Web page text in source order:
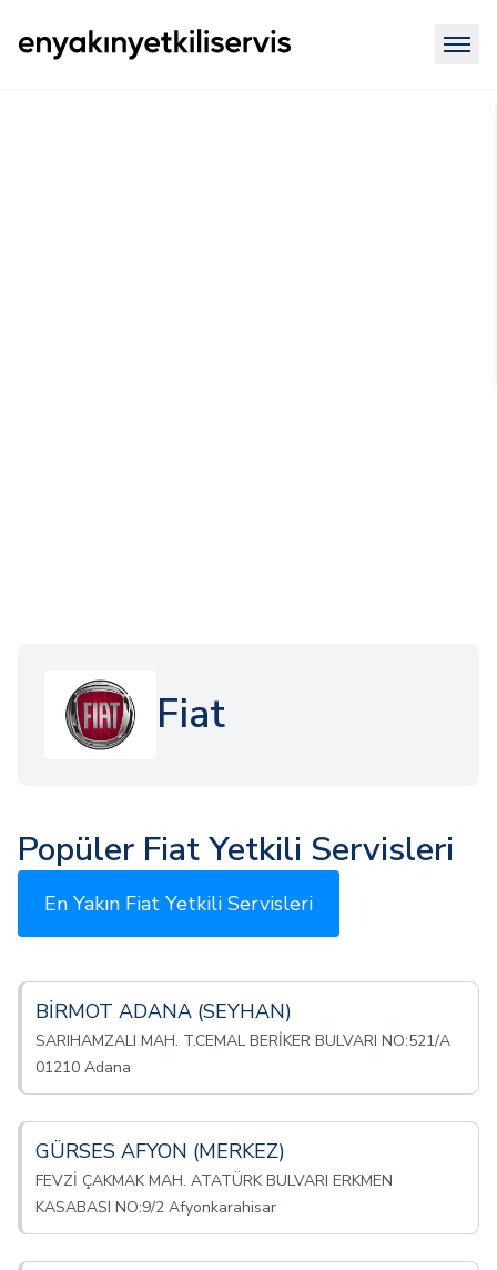
Fiat
Popüler Fiat Yetkili Servisleri
En Yakın Fiat Yetkili Servisleri
BİRMOT ADANA (SEYHAN)
SARIHAMZALI MAH. T.CEMAL BERİKER BULVARI NO:521/A
01210 Adana
GÜRSES AFYON (MERKEZ)
FEVZİ ÇAKMAK MAH. ATATÜRK BULVARI ERKMEN
KASABASI NO:9/2 Afyonkarahisar